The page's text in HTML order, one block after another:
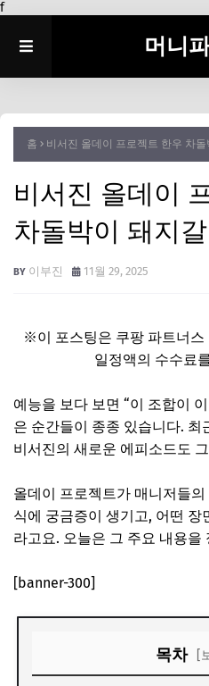
f
머니
홈 비서진 올데이 프로젝트 한우 차
비서진 올데이
차돌박이 돼지
이부진 11월 29, 2025
※이 포스팅은 쿠팡 파트너스
일정액의 수수료
예능을 보다 보면 “이 조합이
은 순간들이 종종 있습니다. 최
비서진의 새로운 에피소드도
올데이 프로젝트가 매니저들의
식에 궁금증이 생기고, 어떤 장
라고요. 오늘은 그 주요 내용을
[banner-300]
목차 [